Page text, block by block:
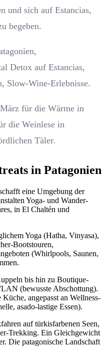
und sich auf Estancias,
begeben.
Detox auf Estancias,
Slow-Wine-Erlebnisse.
für die Wärme in
die Weinlese in
Täler.
in Patagonien
eine Umgebung der
Yoga- und Wander-
in El Chaltén und
Yoga (Hatha, Vinyasa),
Bootstouren,
(Whirlpools, Saunen,
bis hin zu Boutique-
(bewusste Abschottung).
angepasst an Wellness-
asado-lastige Essen).
auf türkisfarbenen Seen,
Trekking. Ein Gleichgewicht
Die patagonische Landschaft